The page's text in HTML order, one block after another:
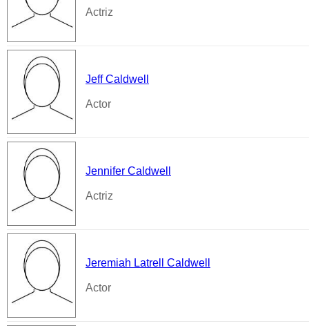
Actriz
Jeff Caldwell
Actor
Jennifer Caldwell
Actriz
Jeremiah Latrell Caldwell
Actor